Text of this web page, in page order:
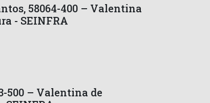
58064-400 – Valentina
- SEINFRA
500 – Valentina de